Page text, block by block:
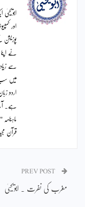
اور
پوزیشن
نے
سے
میں سب
اردو
ہے۔
قرآن
مغرب کی نفرت ۔ ابویحییٰ